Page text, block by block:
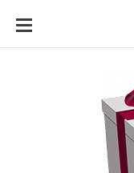
ALLER
CONTENU